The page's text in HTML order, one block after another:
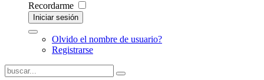
Recordarme
Iniciar sesión
Olvido el nombre de usuario?
Registrarse